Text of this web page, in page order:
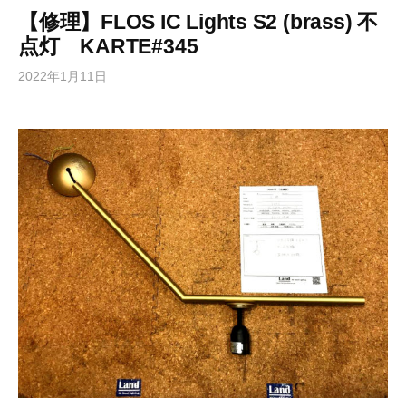
【修理】FLOS IC Lights S2 (brass) 不
点灯 KARTE#345
2022年1月11日